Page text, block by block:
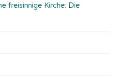
freisinnige Kirche: Die